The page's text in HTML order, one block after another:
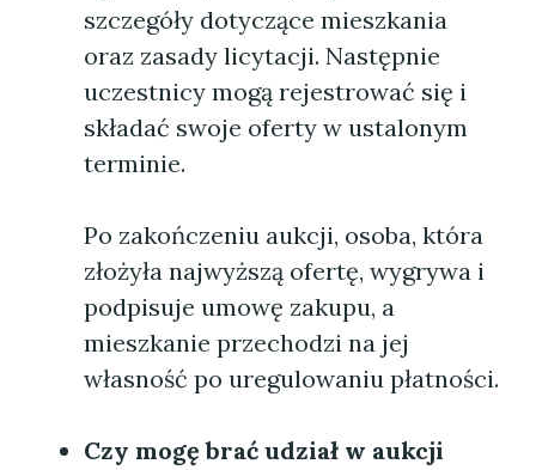
szczegóły dotyczące mieszkania
oraz zasady licytacji. Następnie
uczestnicy mogą rejestrować się i
składać swoje oferty w ustalonym
terminie.
Po zakończeniu aukcji, osoba, która
złożyła najwyższą ofertę, wygrywa i
podpisuje umowę zakupu, a
mieszkanie przechodzi na jej
własność po uregulowaniu płatności.
Czy mogę brać udział w aukcji